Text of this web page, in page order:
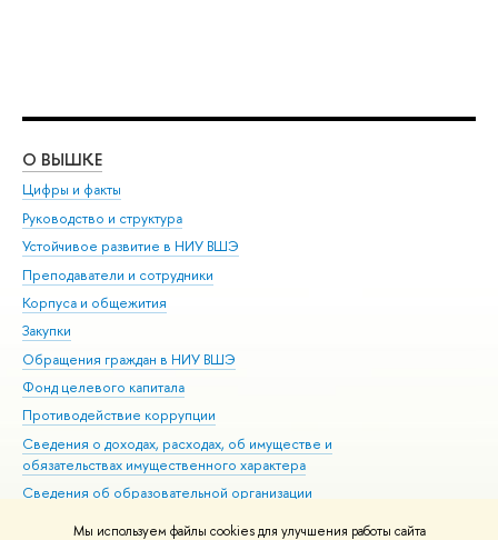
Мы используем файлы cookies для улучшения работы сайта
О ВЫШКЕ
Цифры и факты
Руководство и структура
Устойчивое развитие в НИУ ВШЭ
Преподаватели и сотрудники
Корпуса и общежития
Закупки
Обращения граждан в НИУ ВШЭ
Фонд целевого капитала
Противодействие коррупции
Сведения о доходах, расходах, об имуществе и
обязательствах имущественного характера
Сведения об образовательной организации
Людям с ограниченными возможностями здоровья